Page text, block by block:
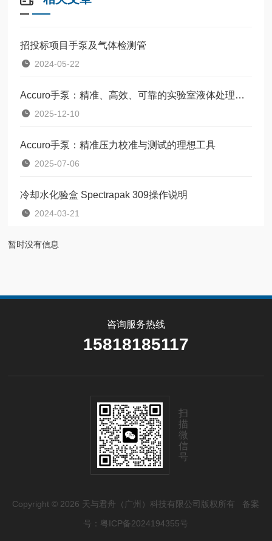
招投标项目手泵及气体检测管
2024-05-22
Accuro手泵：精准、高效、可靠的实验室液体处理解决方案
2025-12-10
Accuro手泵：精准压力校准与测试的理想工具
2025-07-06
冷却水化验盒 Spectrapak 309操作说明
2024-03-21
暂时没有信息
咨询服务热线
15818185117
扫
描
微
信
号
Copyright © 2026 天与君舟（广州）科技有限公司版权所有 备案
号：粤ICP备2024194355号